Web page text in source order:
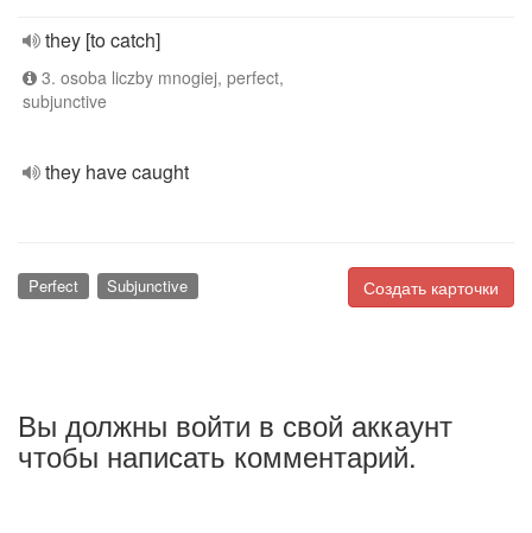
they [to catch]
3. osoba liczby mnogiej, perfect,
subjunctive
they have caught
Создать карточки
Perfect Subjunctive
Вы должны войти в свой аккаунт
чтобы написать комментарий.